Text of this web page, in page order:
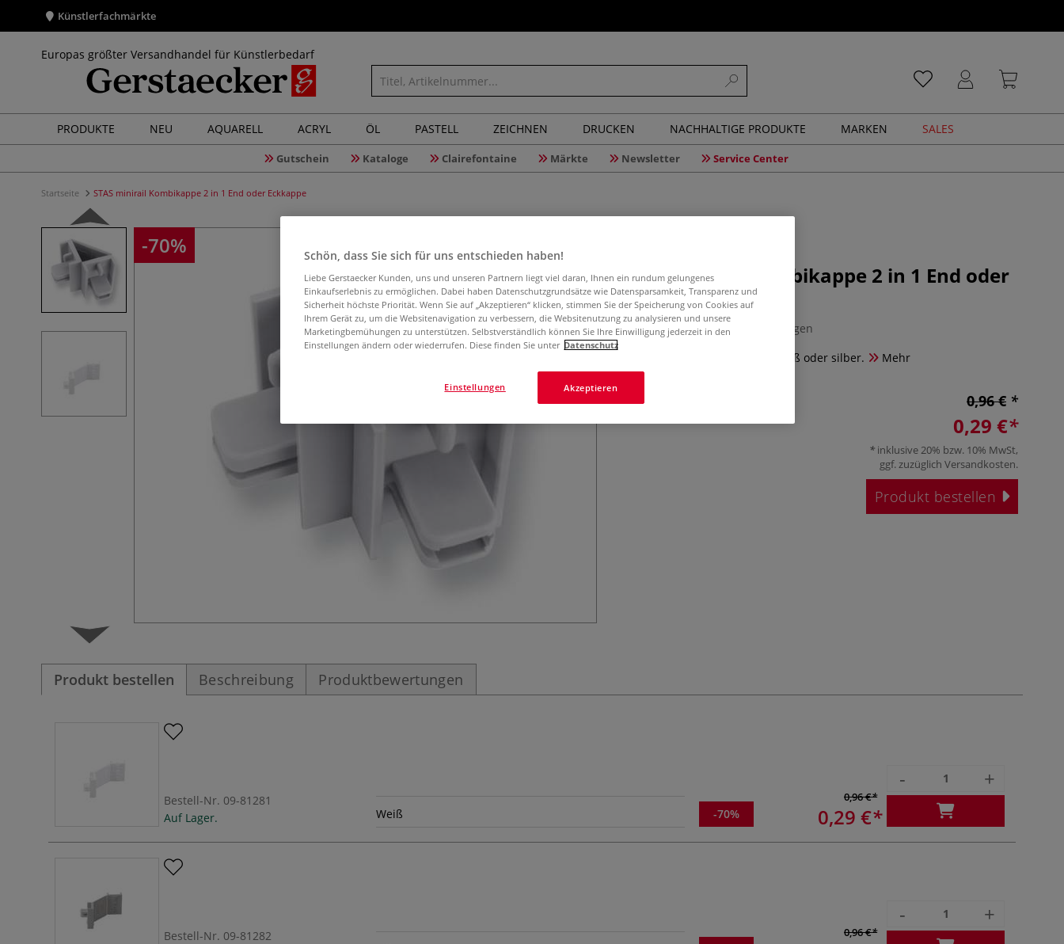
Künstlerfachmärkte
Europas größter Versandhandel für Künstlerbedarf
PRODUKTE NEU AQUARELL ACRYL ÖL PASTELL ZEICHNEN DRUCKEN NACHHALTIGE PRODUKTE MARKEN SALES
Gutschein Kataloge Clairefontaine Märkte Newsletter Service Center
Startseite STAS minirail Kombikappe 2 in 1 End oder Eckkappe
-70%
STAS minirail Kombikappe 2 in 1 End oder
Eckkappe
0 Bewertungen
STAS minirail Kombikappe in weiß oder silber.
Mehr
0,96 €
0,29 €
inklusive 20% bzw. 10% MwSt,
ggf. zuzüglich Versandkosten.
Produkt bestellen
Produkt bestellen Beschreibung Produktbewertungen
Bestell-Nr. 09-81281
Auf Lager.
Weiß
0,96 €
0,29 €
-70%
- +
Bestell-Nr. 09-81282
0,96 €
- +
Schön, dass Sie sich für uns entschieden haben!
Liebe Gerstaecker Kunden, uns und unseren Partnern liegt viel daran, Ihnen ein rundum gelungenes
Einkaufserlebnis zu ermöglichen. Dabei haben Datenschutzgrundsätze wie Datensparsamkeit, Transparenz und
Sicherheit höchste Priorität. Wenn Sie auf „Akzeptieren“ klicken, stimmen Sie der Speicherung von Cookies auf
Ihrem Gerät zu, um die Websitenavigation zu verbessern, die Websitenutzung zu analysieren und unsere
Marketingbemühungen zu unterstützen. Selbstverständlich können Sie Ihre Einwilligung jederzeit in den
Einstellungen ändern oder wiederrufen. Diese finden Sie unter Datenschutz
Akzeptieren
Einstellungen